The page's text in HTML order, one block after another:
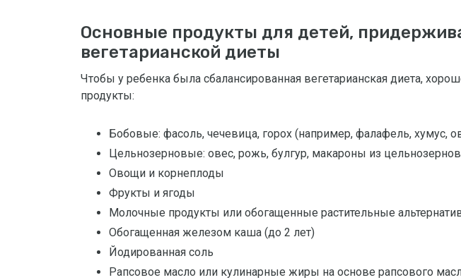
Основные продукты для детей,
вегетарианской диеты
Чтобы у ребенка была сбалансированная вегетарианская диета,
продукты:
Бобовые: фасоль, чечевица, горох (например, фалафель, хумус,
Цельнозерновые: овес, рожь, булгур, макароны из
Овощи и корнеплоды
Фрукты и ягоды
Молочные продукты или обогащенные растительные
Обогащенная железом каша (до 2 лет)
Йодированная соль
Рапсовое масло или кулинарные жиры на основе рапсового